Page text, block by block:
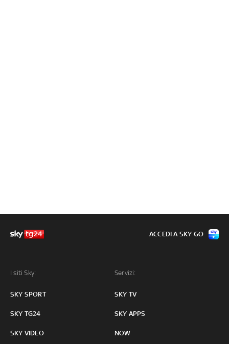
I siti Sky:
SKY SPORT
SKY TG24
SKY VIDEO
Servizi:
SKY TV
SKY APPS
NOW
ACCEDI A SKY GO